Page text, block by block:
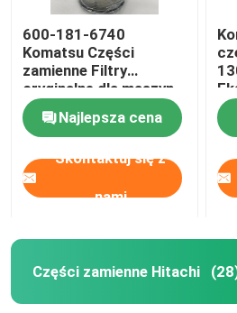
600-181-6740
Komatsu Części
zamienne Filtry
oryginalne dla maszyn
budowlanych
Najlepsza cena
Skontaktuj się z
nami
Części zamienne Hitachi